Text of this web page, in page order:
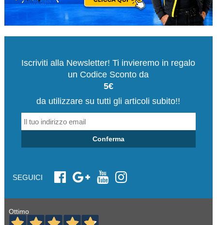
Iscriviti alla Newsletter! Ti invieremo in regalo
un Codice Sconto da
5€
da utilizzare su tutti gli articoli subito!!
Conferma
SEGUICI
Ottimo